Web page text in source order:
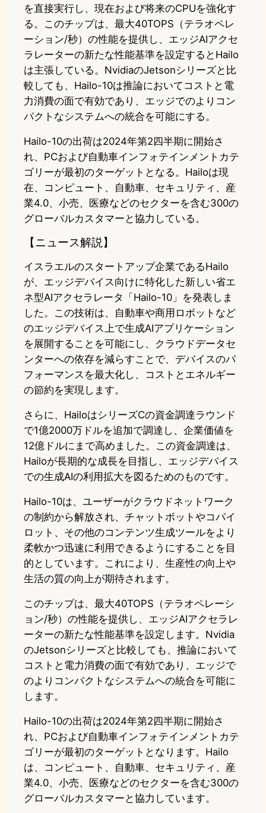
を直接実行し、現在および将来のCPUを強化す
る。このチップは、最大40TOPS（テラオペレ
ーション/秒）の性能を提供し、エッジAIアクセ
ラレーターの新たな性能基準を設定するとHailo
は主張している。NvidiaのJetsonシリーズと比
較しても、Hailo-10は推論においてコストと電
力消費の面で有効であり、エッジでのよりコン
パクトなシステムへの統合を可能にする。
Hailo-10の出荷は2024年第2四半期に開始さ
れ、PCおよび自動車インフォテインメントカテ
ゴリーが最初のターゲットとなる。Hailoは現
在、コンピュート、自動車、セキュリティ、産
業4.0、小売、医療などのセクターを含む300の
グローバルカスタマーと協力している。
【ニュース解説】
イスラエルのスタートアップ企業であるHailo
が、エッジデバイス向けに特化した新しい省エ
ネ型AIアクセラレータ「Hailo-10」を発表しま
した。この技術は、自動車や商用ロボットなど
のエッジデバイス上で生成AIアプリケーション
を展開することを可能にし、クラウドデータセ
ンターへの依存を減らすことで、デバイスのパ
フォーマンスを最大化し、コストとエネルギー
の節約を実現します。
さらに、HailoはシリーズCの資金調達ラウンド
で1億2000万ドルを追加で調達し、企業価値を
12億ドルにまで高めました。この資金調達は、
Hailoが長期的な成長を目指し、エッジデバイス
での生成AIの利用拡大を図るためのものです。
Hailo-10は、ユーザーがクラウドネットワーク
の制約から解放され、チャットボットやコパイ
ロット、その他のコンテンツ生成ツールをより
柔軟かつ迅速に利用できるようにすることを目
的としています。これにより、生産性の向上や
生活の質の向上が期待されます。
このチップは、最大40TOPS（テラオペレーシ
ョン/秒）の性能を提供し、エッジAIアクセラレ
ーターの新たな性能基準を設定します。Nvidia
のJetsonシリーズと比較しても、推論において
コストと電力消費の面で有効であり、エッジで
のよりコンパクトなシステムへの統合を可能に
します。
Hailo-10の出荷は2024年第2四半期に開始さ
れ、PCおよび自動車インフォテインメントカテ
ゴリーが最初のターゲットとなります。Hailo
は、コンピュート、自動車、セキュリティ、産
業4.0、小売、医療などのセクターを含む300の
グローバルカスタマーと協力しています。